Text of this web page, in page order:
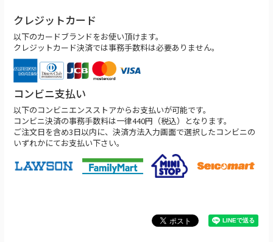
クレジットカード
以下のカードブランドをお使い頂けます。
クレジットカード決済では事務手数料は必要ありません。
コンビニ支払い
以下のコンビニエンスストアからお支払いが可能です。
コンビニ決済の事務手数料は一律440円（税込）となります。
ご注文日を含め3日以内に、決済方法入力画面で選択したコンビニの
いずれかにてお支払い下さい。